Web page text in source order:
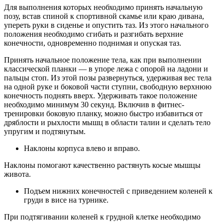
Для выполнения которых необходимо принять начальную
позу, встав спиной к спортивной скамье или краю дивана,
упереть руки в сиденье и опустить таз. Из этого начального
положения необходимо сгибать и разгибать верхние
конечности, одновременно поднимая и опуская таз.
Принять начальное положение тела, как при выполнении
классической планки — в упоре лежа с опорой на ладони и
пальцы стоп. Из этой позы развернуться, удерживая вес тела
на одной руке и боковой части ступни, свободную верхнюю
конечность поднять вверх. Удерживать такое положение
необходимо минимум 30 секунд. Включив в фитнес-
тренировки боковую планку, можно быстро избавиться от
дряблости и рыхлости мышц в области талии и сделать тело
упругим и подтянутым.
Наклоны корпуса влево и вправо.
Наклоны помогают качественно растянуть косые мышцы
живота.
Подъем нижних конечностей с приведением коленей к
груди в висе на турнике.
При подтягивании коленей к грудной клетке необходимо